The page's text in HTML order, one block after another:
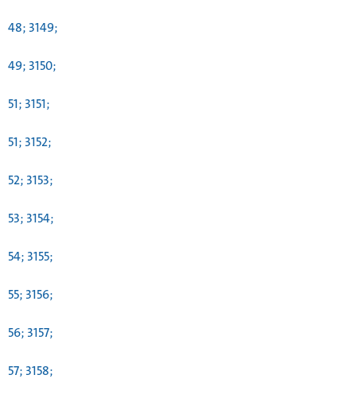
48; 3149;
49; 3150;
51; 3151;
51; 3152;
52; 3153;
53; 3154;
54; 3155;
55; 3156;
56; 3157;
57; 3158;